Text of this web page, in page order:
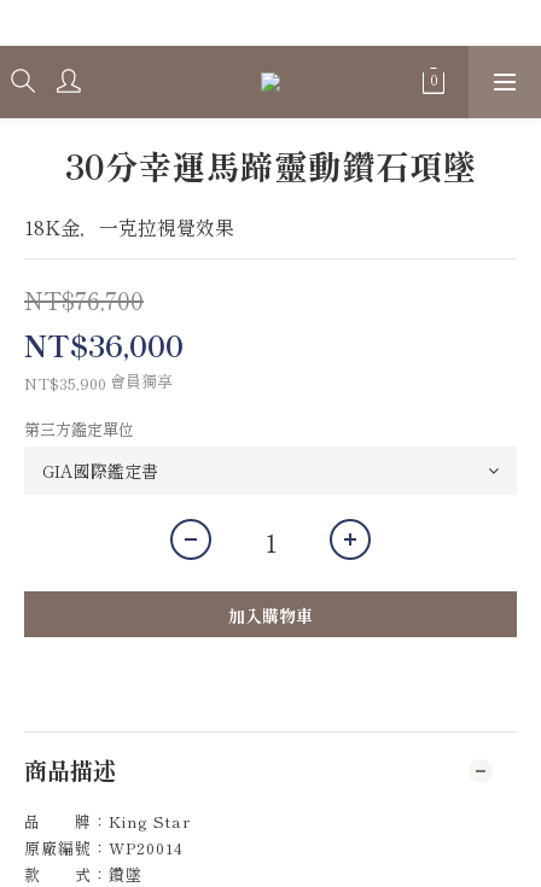
30分幸運馬蹄靈動鑽石項墜
18K金，一克拉視覺效果
NT$76,700
NT$36,000
NT$35,900 會員獨享
第三方鑑定單位
加入購物車
商品描述
品 牌：King Star
原廠編號：WP20014
款 式：鑽墜